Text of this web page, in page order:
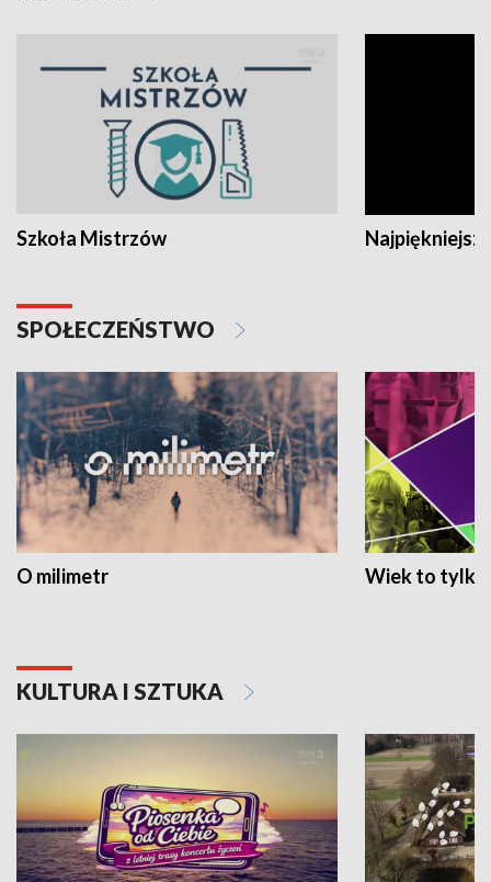
Szkoła Mistrzów
SPOŁECZEŃSTWO
O milimetr Wiek to tylko
KULTURA I SZTUKA